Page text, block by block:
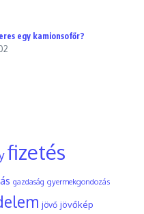
egy kamionsofőr?
fizetés
gazdaság gyermekgondozás
jövő jövőkép